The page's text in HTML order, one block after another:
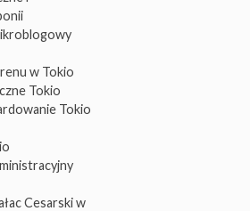
w Tokio
Tokio
Tokio
Cesarski w